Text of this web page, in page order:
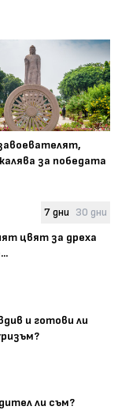
за победата
7 дни 30 дни
цвят за дреха
и готови ли
ли съм?